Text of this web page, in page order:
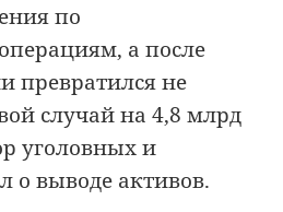
по
а после
превратился не
случай на 4,8 млрд
уголовных и
о выводе активов.